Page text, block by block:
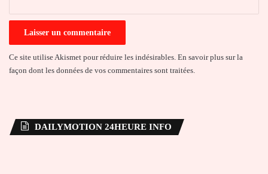
Ce site utilise Akismet pour réduire les indésirables. En savoir plus sur la
façon dont les données de vos commentaires sont traitées
DAILYMOTION 24HEURE INFO